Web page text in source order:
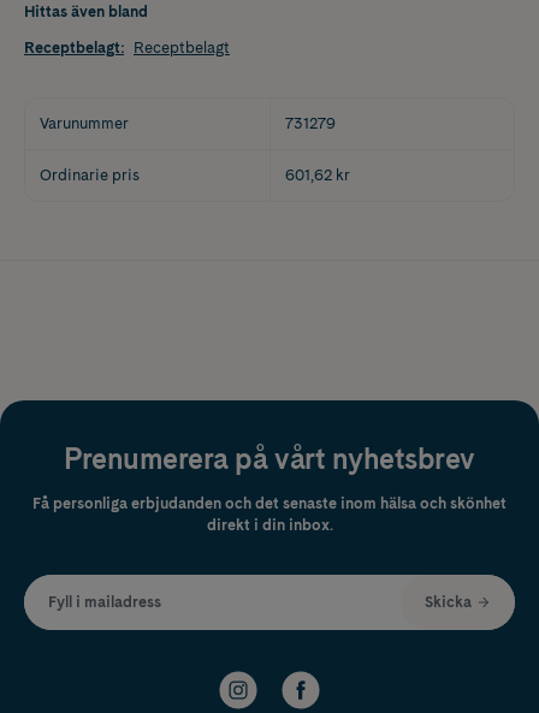
Hittas även bland
Receptbelagt: Receptbelagt
Varunummer 731279
Ordinarie pris 601,62 kr
Prenumerera på vårt nyhetsbrev
Få personliga erbjudanden och det senaste inom hälsa och skönhet
direkt i din inbox.
Fyll i mailadress Skicka